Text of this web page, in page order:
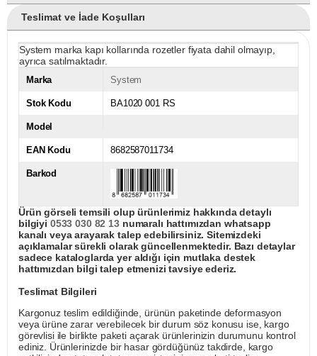
Teslimat ve İade Koşulları
System marka kapı kollarında rozetler fiyata dahil olmayıp,
ayrıca satılmaktadır.
Marka System
Stok Kodu BA1020 001 RS
Model
EAN Kodu 8682587011734
Barkod
Ürün görseli temsili olup ürünlerimiz hakkında detaylı
bilgiyi 0533 030 82 13numaralı hattımızdan whatsapp
kanalı veya arayarak talep edebilirsiniz. Sitemizdeki
açıklamalar sürekli olarak güncellenmektedir. Bazı detaylar
sadece kataloglarda yer aldığı için mutlaka destek
hattımızdan bilgi talep etmenizi tavsiye ederiz.
Teslimat Bilgileri
Kargonuz teslim edildiğinde, ürünün paketinde deformasyon
veya ürüne zarar verebilecek bir durum söz konusu ise, kargo
görevlisi ile birlikte paketi açarak ürünlerinizin durumunu kontrol
ediniz. Ürünlerinizde bir hasar gördüğünüz takdirde, kargo